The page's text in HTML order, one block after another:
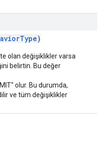
)
olan değişiklikler varsa
belirtin. Bu değer
olur. Bu durumda,
ve tüm değişiklikler